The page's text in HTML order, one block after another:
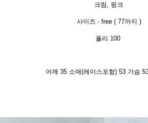
크림, 핑크
사이즈 - free ( 77까지 )
폴리 100
어깨 35 소매(레이스포함) 53 가슴